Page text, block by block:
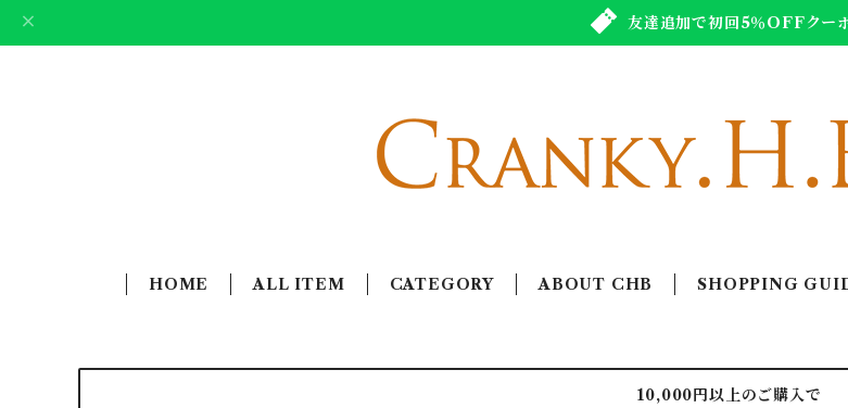
友達追加で初回5％OFFクー
HOME ALL ITEM CATEGORY ABOUT CHB SHOPPING
10,000円以上のご購入で